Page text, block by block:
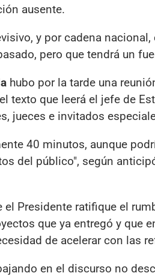
ausente.
y por cadena
pero que tendrá un
hubo por la tarde una
texto que leerá el jefe de
jueces e invitados
40 minutos, aunque
del público", según
Presidente ratifique el
que ya entregó y que
de acelerar con las
en el discurso no